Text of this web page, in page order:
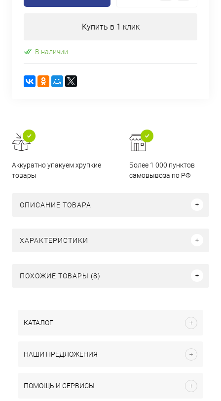
Купить в 1 клик
В наличии
Аккуратно упакуем хрупкие
товары
Более 1 000 пунктов
самовывоза по РФ
ОПИСАНИЕ ТОВАРА
ХАРАКТЕРИСТИКИ
ПОХОЖИЕ ТОВАРЫ (8)
КАТАЛОГ
НАШИ ПРЕДЛОЖЕНИЯ
ПОМОЩЬ И СЕРВИСЫ